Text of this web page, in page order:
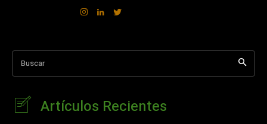
Buscar
Artículos Recientes